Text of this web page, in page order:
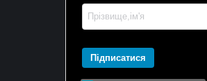
Підписатися